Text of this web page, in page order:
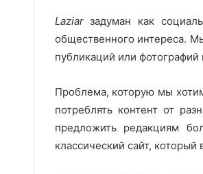
Laziarзадуман как
общественного интереса.
публикаций или
Проблема, которую мы
потреблять контент от
предложить редакциям
классический сайт,